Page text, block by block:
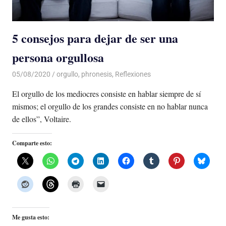
5 consejos para dejar de ser una
persona orgullosa
05/08/2020 De todo un Poco
orgullo, phronesis, Reflexiones
El orgullo de los mediocres consiste en hablar siempre de sí
mismos; el orgullo de los grandes consiste en no hablar nunca
de ellos”, Voltaire.
Comparte esto:
Me gusta esto: